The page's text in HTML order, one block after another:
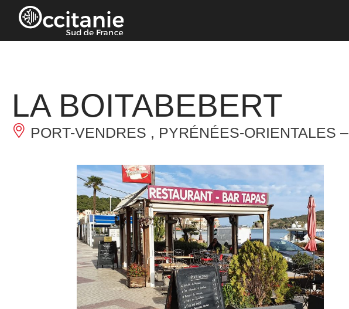
Cookies management panel
LA BOITABEBERT
PORT-VENDRES , PYRÉNÉES-ORIENTALES –